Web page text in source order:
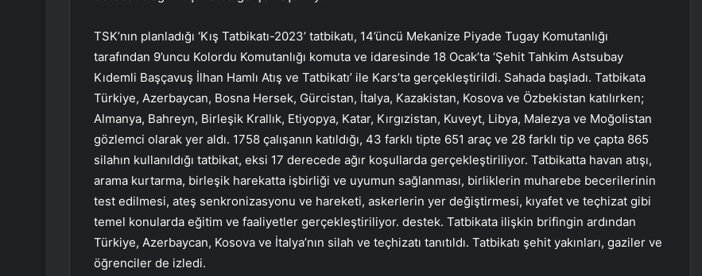
TSK’nın planladığı ‘Kış Tatbikatı-2023’ tatbikatı, 14’üncü Mekanize Piyade Tugay Komutanlığı
tarafından 9’uncu Kolordu Komutanlığı komuta ve idaresinde 18 Ocak’ta ‘Şehit Tahkim Astsubay
Kıdemli Başçavuş İlhan Hamlı Atış ve Tatbikatı’ ile Kars’ta gerçekleştirildi. Sahada başladı. Tatbikata
Türkiye, Azerbaycan, Bosna Hersek, Gürcistan, İtalya, Kazakistan, Kosova ve Özbekistan katılırken;
Almanya, Bahreyn, Birleşik Krallık, Etiyopya, Katar, Kırgızistan, Kuveyt, Libya, Malezya ve Moğolistan
gözlemci olarak yer aldı. 1758 çalışanın katıldığı, 43 farklı tipte 651 araç ve 28 farklı tip ve çapta 865
silahın kullanıldığı tatbikat, eksi 17 derecede ağır koşullarda gerçekleştiriliyor. Tatbikatta havan atışı,
arama kurtarma, birleşik harekatta işbirliği ve uyumun sağlanması, birliklerin muharebe becerilerinin
test edilmesi, ateş senkronizasyonu ve hareketi, askerlerin yer değiştirmesi, kıyafet ve teçhizat gibi
temel konularda eğitim ve faaliyetler gerçekleştiriliyor. destek. Tatbikata ilişkin brifingin ardından
Türkiye, Azerbaycan, Kosova ve İtalya’nın silah ve teçhizatı tanıtıldı. Tatbikatı şehit yakınları, gaziler ve
öğrenciler de izledi.